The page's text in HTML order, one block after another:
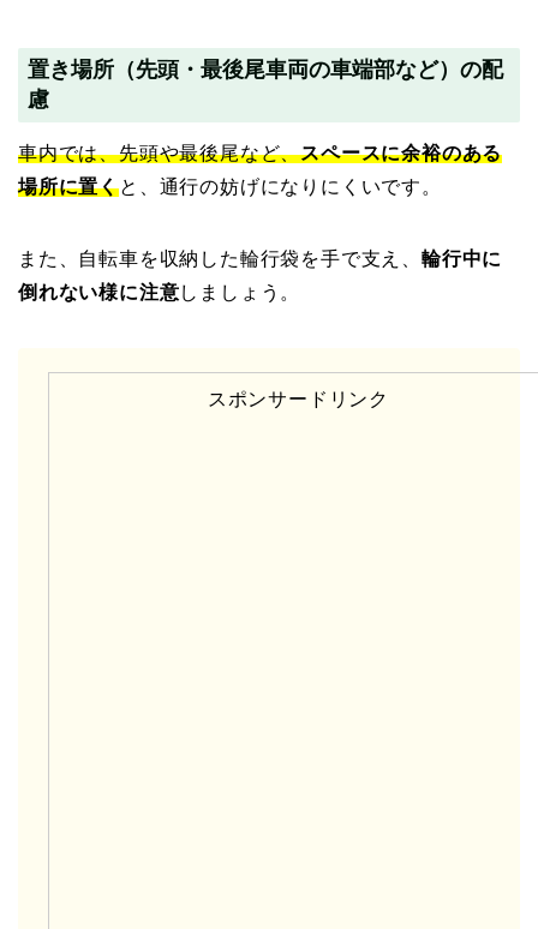
置き場所（先頭・最後尾車両の車端部など）の配
慮
車内では、先頭や最後尾など、スペースに余裕のある
場所に置くと、通行の妨げになりにくいです。
また、自転車を収納した輪行袋を手で支え、 輪行中に
倒れない様に注意しましょう。
スポンサードリンク